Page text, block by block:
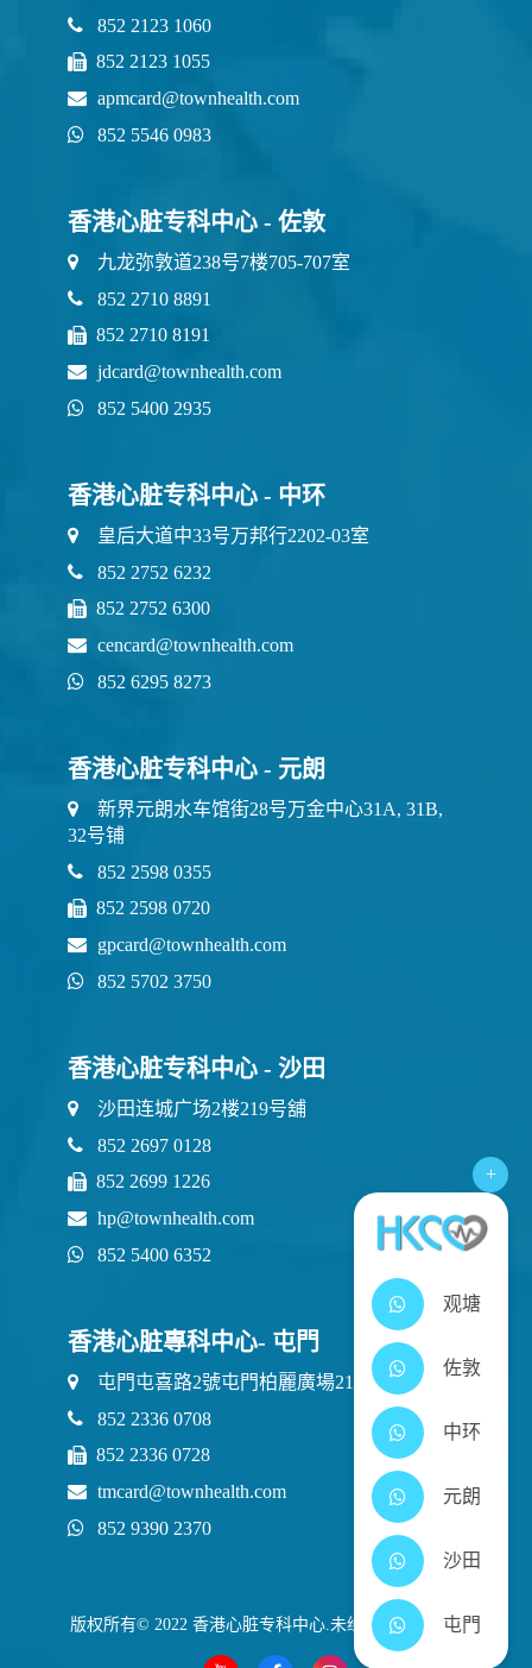
+
观塘
佐敦
中环
元朗
沙田
屯門
852 2123 1060
852 2123 1055
apmcard@townhealth.com
852 5546 0983
香港心脏专科中心 - 佐敦
九龙弥敦道238号7楼705-707室
852 2710 8891
852 2710 8191
jdcard@townhealth.com
852 5400 2935
香港心脏专科中心 - 中环
皇后大道中33号万邦行2202-03室
852 2752 6232
852 2752 6300
cencard@townhealth.com
852 6295 8273
香港心脏专科中心 - 元朗
新界元朗水车馆街28号万金中心31A, 31B,
32号铺
852 2598 0355
852 2598 0720
gpcard@townhealth.com
852 5702 3750
香港心脏专科中心 - 沙田
沙田连城广场2楼219号舖
852 2697 0128
852 2699 1226
hp@townhealth.com
852 5400 6352
香港心脏專科中心- 屯門
屯門屯喜路2號屯門柏麗廣場21樓2111室
852 2336 0708
852 2336 0728
tmcard@townhealth.com
852 9390 2370
版权所有© 2022 香港心脏专科中心.未经许可不得转载